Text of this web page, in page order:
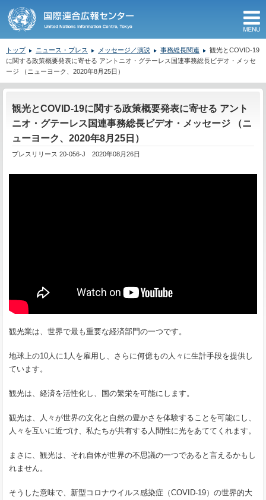
トップ ニュース・プレス メッセージ／演説 事務総長関連
観光とCOVID-19
に関する政策概要発表に寄せる アントニオ・グテーレス国連事務総長ビデオ・メッセ
ージ （ニューヨーク、2020年8月25日）
観光とCOVID-19に関する政策概要発表に寄せる アント
ニオ・グテーレス国連事務総長ビデオ・メッセージ （ニ
ューヨーク、2020年8月25日）
プレスリリース 20-056-J 2020年08月26日
観光業は、世界で最も重要な経済部門の一つです。
地球上の10人に1人を雇用し、さらに何億もの人々に生計手段を提供し
ています。
観光は、経済を活性化し、国の繁栄を可能にします。
観光は、人々が世界の文化と自然の豊かさを体験することを可能にし、
人々を互いに近づけ、私たちが共有する人間性に光をあててくれます。
まさに、観光は、それ自体が世界の不思議の一つであると言えるかもし
れません。
そうした意味で、新型コロナウイルス感染症（COVID-19）の世界的大